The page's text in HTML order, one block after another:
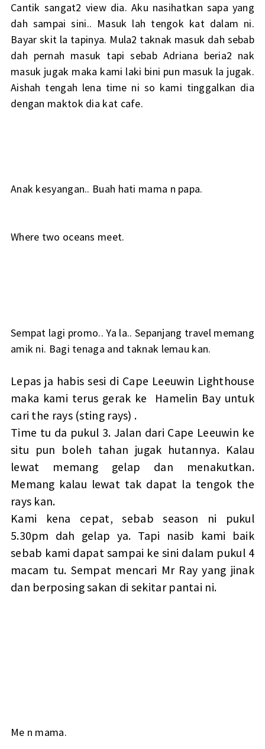
Cantik sangat2 view dia. Aku nasihatkan sapa yang
dah sampai sini.. Masuk lah tengok kat dalam ni.
Bayar skit la tapinya. Mula2 taknak masuk dah sebab
dah pernah masuk tapi sebab Adriana beria2 nak
masuk jugak maka kami laki bini pun masuk la jugak.
Aishah tengah lena time ni so kami tinggalkan dia
dengan maktok dia kat cafe.
Anak kesyangan.. Buah hati mama n papa.
Where two oceans meet.
Sempat lagi promo.. Ya la.. Sepanjang travel memang
amik ni. Bagi tenaga and taknak lemau kan.
Lepas ja habis sesi di Cape Leeuwin Lighthouse
maka kami terus gerak ke Hamelin Bay untuk
cari the rays (sting rays) .
Time tu da pukul 3. Jalan dari Cape Leeuwin ke
situ pun boleh tahan jugak hutannya. Kalau
lewat memang gelap dan menakutkan.
Memang kalau lewat tak dapat la tengok the
rays kan.
Kami kena cepat, sebab season ni pukul
5.30pm dah gelap ya. Tapi nasib kami baik
sebab kami dapat sampai ke sini dalam pukul 4
macam tu. Sempat mencari Mr Ray yang jinak
dan berposing sakan di sekitar pantai ni.
Me n mama.